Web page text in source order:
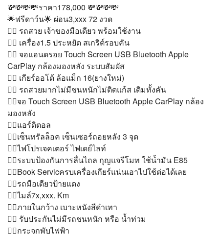
💸💸💸💸ราคา178,000 💸💸💸💸
🌟ฟรีดาว์น🌟 ผ่อน3,xxx 72 งวด
👉🏻 รถสวย เจ้าของมือเดียว พร้อมใช้งาน
👉🏻 เครื่อง1.5 ประหยัด สเกริต์รอบคัน
👉🏻 จอแอนดรอย Touch Screen USB Bluetooth Apple
CarPlay กล้องมองหลัง ระบบสัมผัส
👉🏻 เกียร์ออโต้ ล้อแม็ก 16(ยางใหม่)
👉🏻 รถสวยมากไม่มีชนหนักไม่ติดแก้ส เดิมทั้งคัน
👉🏻จอ Touch Screen USB Bluetooth Apple CarPlay กล้อง
มองหลัง
👉🏻แอร์ดิตอล
👉🏻เซ็นทรัลล็อค เซ็นเซอร์ถอยหลัง 3 จุด
👉🏻ไฟโปรเจคเตอร์ ไฟเดย์ไลท์
👉🏻ระบบป้องกันการลื่นไถล กุญแจรีโมท ใช้น้ำมัน E85
👉🏻Book Servicครบเครื่องเกียร์แน่นเอาไปใช้ต่อได้เลย
👉🏻รถมือเดียวป้ายแดง
👉🏻ไมล์7x,xxx. Km
👉🏻ภายในกว้าง เบาะหนังสีดำเทา
👉🏻 รับประกันไม่มีรถชนหนัก หรือ น้ำท่วม
👉🏻กระจกพับไฟฟ้า